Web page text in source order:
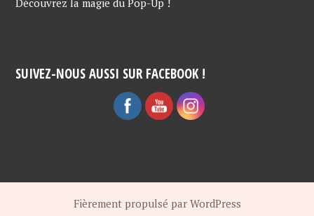
SUIVEZ-NOUS AUSSI SUR FACEBOOK !
Fièrement propulsé par WordPress